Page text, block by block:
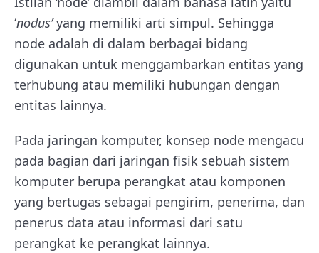
‘nodus’yang memiliki arti simpul. Sehingga
node adalah di dalam berbagai bidang
digunakan untuk menggambarkan entitas yang
terhubung atau memiliki hubungan dengan
entitas lainnya.
Pada jaringan komputer, konsep node mengacu
pada bagian dari jaringan fisik sebuah sistem
komputer berupa perangkat atau komponen
yang bertugas sebagai pengirim, penerima, dan
penerus data atau informasi dari satu
perangkat ke perangkat lainnya.